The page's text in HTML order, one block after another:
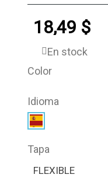
18,49 $
En stock
Color
Idioma
Tapa
FLEXIBLE